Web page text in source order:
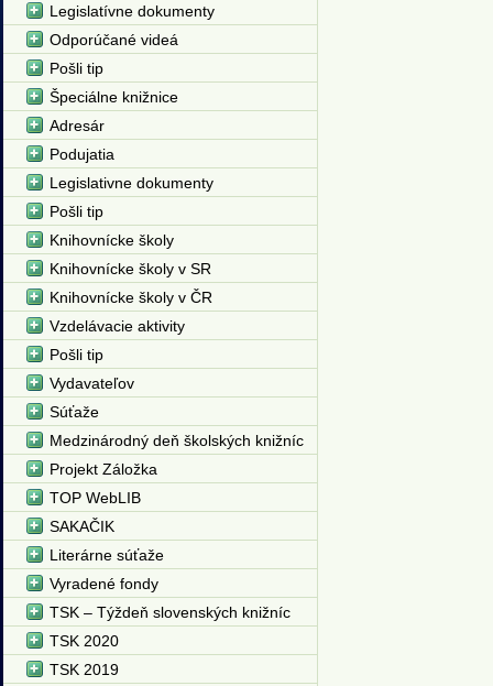
Legislatívne dokumenty
Odporúčané videá
Pošli tip
Špeciálne knižnice
Adresár
Podujatia
Legislativne dokumenty
Pošli tip
Knihovnícke školy
Knihovnícke školy v SR
Knihovnícke školy v ČR
Vzdelávacie aktivity
Pošli tip
Vydavateľov
Súťaže
Medzinárodný deň školských knižníc
Projekt Záložka
TOP WebLIB
SAKAČIK
Literárne súťaže
Vyradené fondy
TSK – Týždeň slovenských knižníc
TSK 2020
TSK 2019